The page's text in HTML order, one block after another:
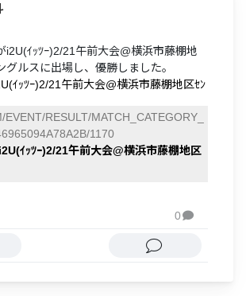
i2U(ｲｯﾂｰ)2/21午前大会@横浜市藤棚地
グルスに出場し、優勝しました。
ｲｯﾂｰ)2/21午前大会@横浜市藤棚地区ｾﾝ
EVENT/RESULT/MATCH_CATEGORY_
1170
ｲｯﾂｰ)2/21午前大会@横浜市藤棚地区
0